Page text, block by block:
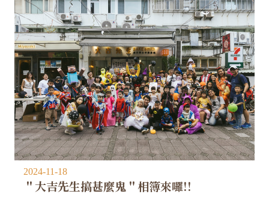
2024-11-18
＂大吉先生搞甚麼鬼＂相簿來囉!!